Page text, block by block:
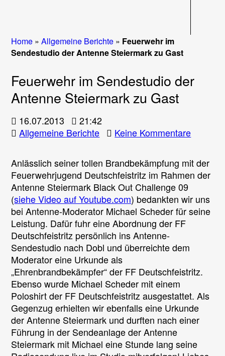
Home »Allgemeine Berichte » Feuerwehr im
Sendestudio der Antenne Steiermark zu Gast
Feuerwehr im Sendestudio der
Antenne Steiermark zu Gast
16.07.2013
21:42
Allgemeine Berichte
Keine Kommentarezu
der
zu
Anlässlich seiner tollen Brandbekämpfung mit der
Feuerwehrjugend Deutschfeistritz im Rahmen der
Antenne Steiermark Black Out Challenge 09
(siehe Video auf Youtube.com) bedankten wir uns
bei Antenne-Moderator Michael Scheder für seine
Leistung. Dafür fuhr eine Abordnung der FF
Deutschfeistritz persönlich ins Antenne-
Sendestudio nach Dobl und überreichte dem
Moderator eine Urkunde als
„Ehrenbrandbekämpfer“ der FF Deutschfeistritz.
Ebenso wurde Michael Scheder mit einem
Poloshirt der FF Deutschfeistritz ausgestattet. Als
Gegenzug erhielten wir ebenfalls eine Urkunde
der Antenne Steiermark und durften nach einer
Führung in der Sendeanlage der Antenne
Steiermark mit Michael eine Stunde lang seine